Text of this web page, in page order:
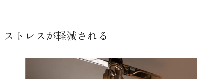
ストレスが軽減される